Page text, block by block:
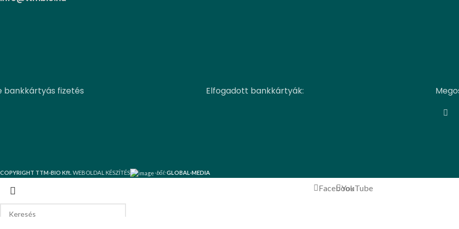
bankkártyás fizetés Elfogadott bankkártyák:
COPYRIGHT TTM-BIO Kft. WEBOLDAL KÉSZÍTÉS -ből:GLOBAL-MEDIA
FacebookYouTube